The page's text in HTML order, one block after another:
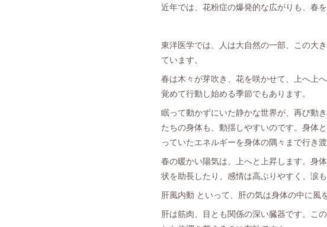
近年では、花粉症の爆発的な広がりも、春
東洋医学では、人は大自然の一部、この大
ています。
春は木々が芽吹き、花を咲かせて、上へ上
覚めて行動し始める季節でもあります。
眠って動かずにいた静かな世界が、再び動
たちの身体も、動揺しやすいのです。身体
っていたエネルギーを身体の隅々まで行き
春の暖かい陽気は、上へと上昇します。身
状を助長したり、感情は高ぶりやすく、涙
肝風内動 といって、肝の気は身体の中に風
肝は筋肉、目とも関係の深い臓器です。こ